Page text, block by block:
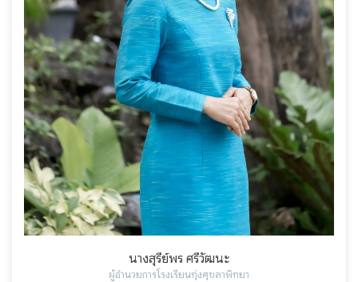
นางสุรีย์พร ศรีวัฒนะ
ผู้อำนวยการโรงเรียนทุ่งศุขลาพิทยา